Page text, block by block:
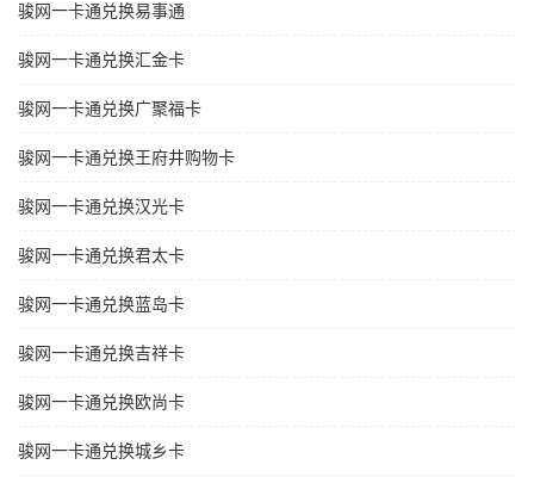
骏网一卡通兑换易事通
骏网一卡通兑换汇金卡
骏网一卡通兑换广聚福卡
骏网一卡通兑换王府井购物卡
骏网一卡通兑换汉光卡
骏网一卡通兑换君太卡
骏网一卡通兑换蓝岛卡
骏网一卡通兑换吉祥卡
骏网一卡通兑换欧尚卡
骏网一卡通兑换城乡卡